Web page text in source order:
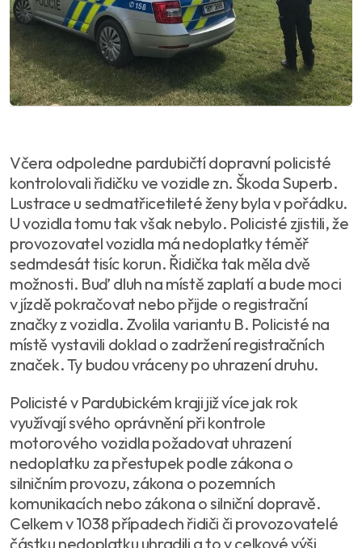
Včera odpoledne pardubičtí dopravní policisté
kontrolovali řidičku ve vozidle zn. Škoda Superb.
Lustrace u sedmatřicetileté ženy byla v pořádku.
U vozidla tomu tak však nebylo. Policisté zjistili, že
provozovatel vozidla má nedoplatky téměř
sedmdesát tisíc korun. Řidička tak měla dvě
možnosti. Buď dluh na místě zaplatí a bude moci
v jízdě pokračovat nebo přijde o registrační
značky z vozidla. Zvolila variantu B. Policisté na
místě vystavili doklad o zadržení registračních
značek. Ty budou vráceny po uhrazení druhu.
Policisté v Pardubickém kraji již více jak rok
využívají svého oprávnění při kontrole
motorového vozidla požadovat uhrazení
nedoplatku za přestupek podle zákona o
silničním provozu, zákona o pozemních
komunikacích nebo zákona o silniční dopravě.
Celkem v 1038 případech řidiči či provozovatelé
částku nedoplatku uhradili a to v celkové výši